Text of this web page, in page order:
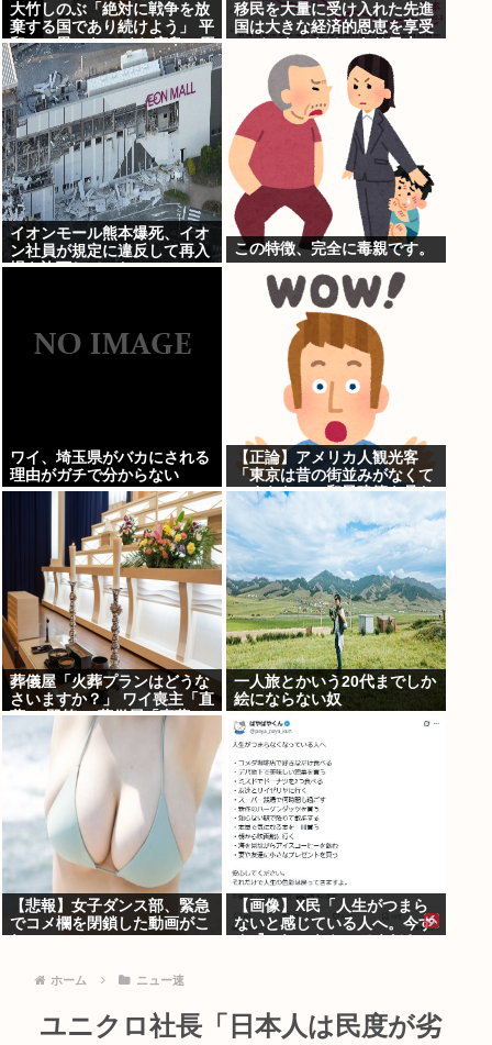
大竹しのぶ「絶対に戦争を放
棄する国であり続けよう」 平
和への思いをつづる 広島に原
爆が投下されてから81年
移民を大量に受け入れた先進
国は大きな経済的恩恵を享受
人負け示される
イオンモール熊本爆死、イオ
ン社員が規定に違反して再入
場を許可していた
この特徴、完全に毒親です。
ワイ、埼玉県がバカにされる
理由がガチで分からない
【正論】アメリカ人観光客
「東京は昔の街並みがなくて
つまらない。和風建築を見た
いのにガッカリだ。」
葬儀屋「火葬プランはどうな
さいますか？」 ワイ喪主「直
葬で(即答)」葬儀屋「直葬で
すか…！？（ちょい引き気
味）」⇒！！！
一人旅とかいう20代までしか
絵にならない奴
【悲報】女子ダンス部、緊急
でコメ欄を閉鎖した動画がこ
【画像】X民「人生がつまら
ないと感じている人へ。今す
ホーム ニュー速
ユニクロ社長「日本人は民度が劣